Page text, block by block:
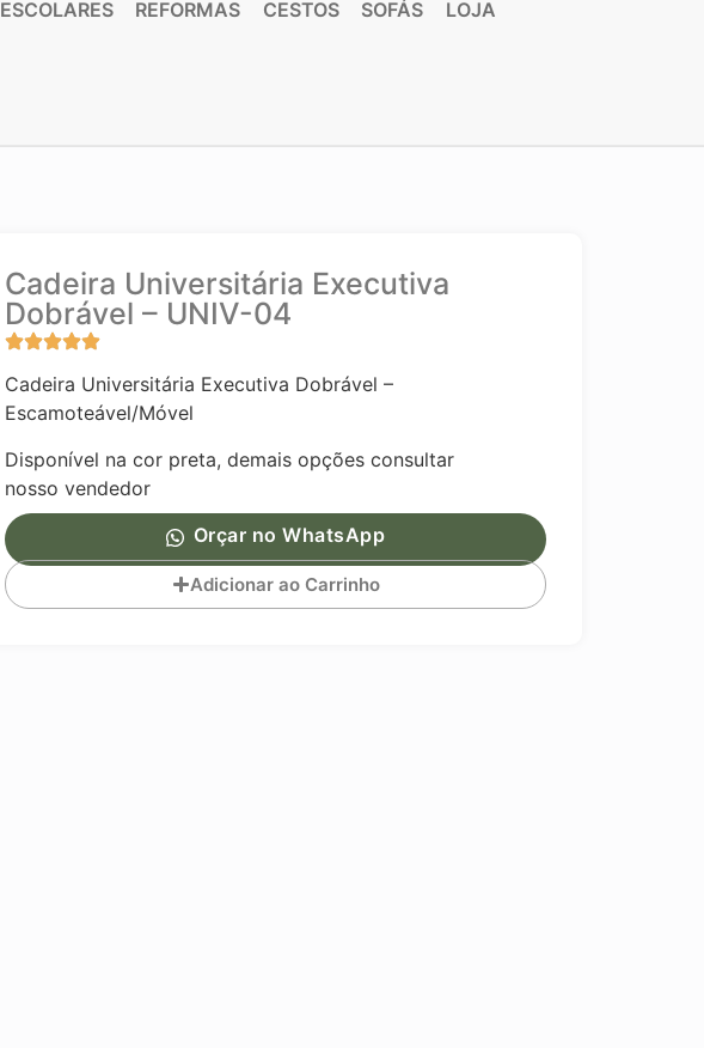
ESCOLARES REFORMAS CESTOS SOFÁS LOJA
Cadeira Universitária Executiva
Dobrável – UNIV-04
Cadeira Universitária Executiva Dobrável –
Escamoteável/Móvel
Disponível na cor preta, demais opções consultar
nosso vendedor
Orçar no WhatsApp
Adicionar ao Carrinho